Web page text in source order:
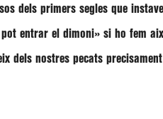
dels primers segles que
entrar el dimoni» si ho fem
dels nostres pecats